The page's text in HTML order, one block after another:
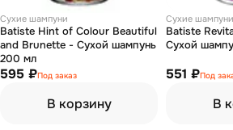
Сухие шампуни
Batiste Hint of Colour Beautiful
and Brunette - Сухой шампунь
200 мл
595 ₽Под заказ
В корзину
Сухие шампуни
Batiste
Сухой
551 ₽Под
В